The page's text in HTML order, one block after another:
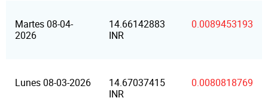
Martes 08-04-
2026
14.66142883
INR
0.0089453193
Lunes 08-03-2026
14.67037415
INR
0.0080818769